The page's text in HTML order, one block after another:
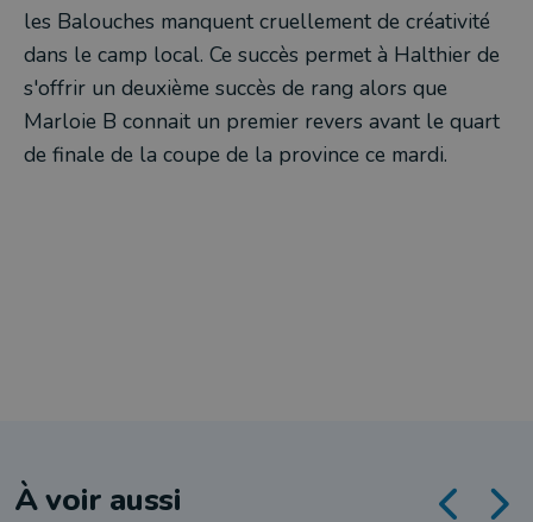
les Balouches manquent cruellement de créativité
dans le camp local. Ce succès permet à Halthier de
s'offrir un deuxième succès de rang alors que
Marloie B connait un premier revers avant le quart
de finale de la coupe de la province ce mardi.
À voir aussi